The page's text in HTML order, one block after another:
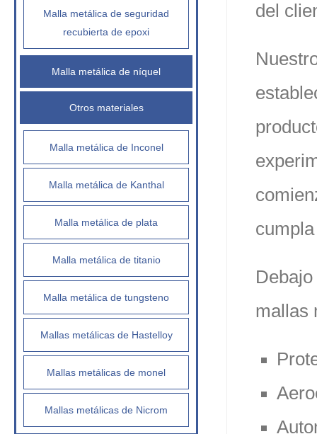
del
mallas
Malla metálica de seguridad
recubierta de epoxi
Malla metálica de níquel
Otros materiales
Malla metálica de Inconel
Malla metálica de Kanthal
Malla metálica de plata
Malla metálica de titanio
Malla metálica de tungsteno
Mallas metálicas de Hastelloy
Mallas metálicas de monel
Mallas metálicas de Nicrom